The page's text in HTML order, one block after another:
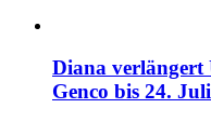
Diana verlängert
Genco bis 24. Juli